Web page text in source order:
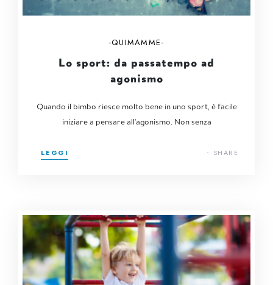
QUIMAMME
Lo sport: da passatempo ad
agonismo
Quando il bimbo riesce molto bene in uno sport, è facile
iniziare a pensare all'agonismo. Non senza
LEGGI SHARE